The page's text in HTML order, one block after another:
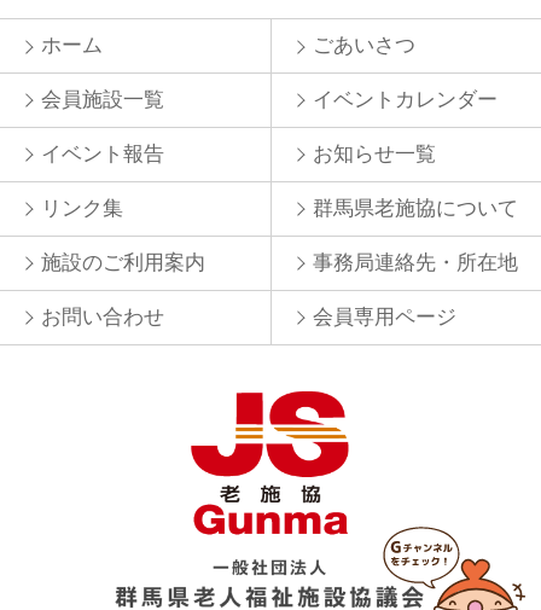
ホーム ごあいさつ
会員施設一覧 イベントカレンダー
イベント報告 お知らせ一覧
リンク集 群馬県老施協について
施設のご利用案内 事務局連絡先・所在地
お問い合わせ 会員専用ページ